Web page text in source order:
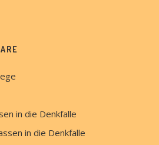
in die Denkfalle
in die Denkfalle